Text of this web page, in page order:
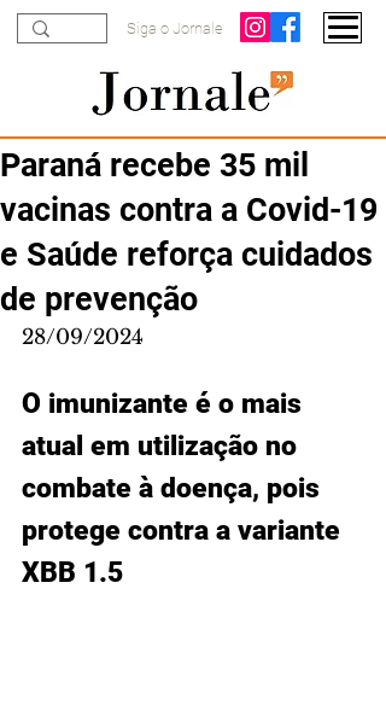
Siga o Jornale
Paraná recebe 35 mil
vacinas contra a Covid-19
e Saúde reforça cuidados
de prevenção
28/09/2024
O imunizante é o mais
atual em utilização no
combate à doença, pois
protege contra a variante
XBB 1.5